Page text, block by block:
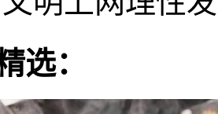
选：